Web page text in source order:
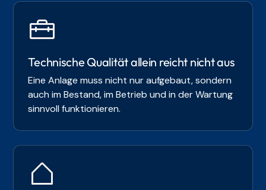
Technische Qualität allein reicht nicht aus
Eine Anlage muss nicht nur aufgebaut, sondern
auch im Bestand, im Betrieb und in der Wartung
sinnvoll funktionieren.